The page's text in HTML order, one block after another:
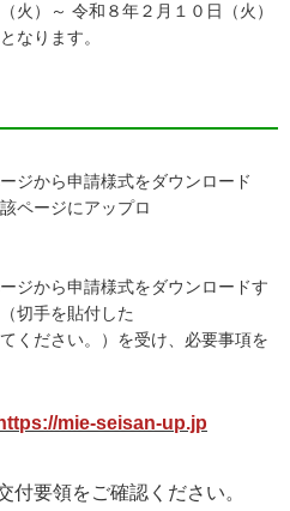
火）～ 令和８年２月１０日（火）
なります。
から申請様式をダウンロード
ページにアップロ
から申請様式をダウンロードす
切手を貼付した
ださい。）を受け、必要事項を
mie-seisan-up.jp
要領をご確認ください。